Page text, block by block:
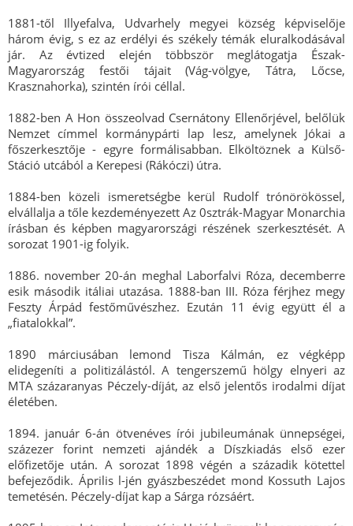
1881-től Illyefalva, Udvarhely megyei község képviselője
három évig, s ez az erdélyi és székely témák eluralkodásával
jár. Az évtized elején többször meglátogatja Észak-
Magyarország festői tájait (Vág-völgye, Tátra, Lőcse,
Krasznahorka), szintén írói céllal.
1882-ben A Hon összeolvad Csernátony Ellenőrjével, belőlük
Nemzet címmel kormánypárti lap lesz, amelynek Jókai a
főszerkesztője - egyre formálisabban. Elköltöznek a Külső-
Stáció utcából a Kerepesi (Rákóczi) útra.
1884-ben közeli ismeretségbe kerül Rudolf trónörökössel,
elvállalja a tőle kezdeményezett Az 0sztrák-Magyar Monarchia
írásban és képben magyarországi részének szerkesztését. A
sorozat 1901-ig folyik.
1886. november 20-án meghal Laborfalvi Róza, decemberre
esik második itáliai utazása. 1888-ban III. Róza férjhez megy
Feszty Árpád festőművészhez. Ezután 11 évig együtt él a
„fiatalokkal”.
1890 márciusában lemond Tisza Kálmán, ez végképp
elidegeníti a politizálástól. A tengerszemű hölgy elnyeri az
MTA százaranyas Péczely-díját, az első jelentős irodalmi díjat
életében.
1894. január 6-án ötvenéves írói jubileumának ünnepségei,
százezer forint nemzeti ajándék a Díszkiadás első ezer
előfizetője után. A sorozat 1898 végén a századik kötettel
befejeződik. Április l-jén gyászbeszédet mond Kossuth Lajos
temetésén. Péczely-díjat kap a Sárga rózsáért.